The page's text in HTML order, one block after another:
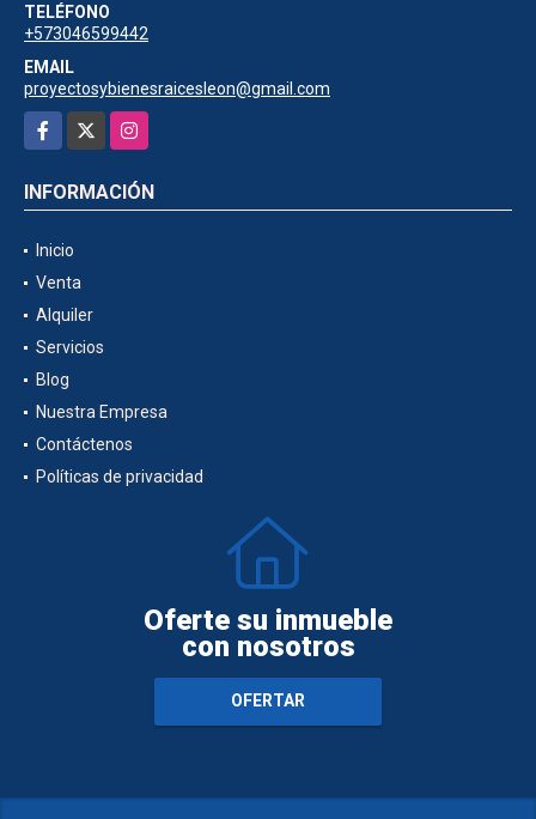
TELÉFONO
+573046599442
EMAIL
proyectosybienesraicesleon@gmail.com
Facebook
Instagram
INFORMACIÓN
Inicio
Venta
Alquiler
Servicios
Blog
Nuestra Empresa
Contáctenos
Políticas de privacidad
Oferte su inmueble
con nosotros
OFERTAR